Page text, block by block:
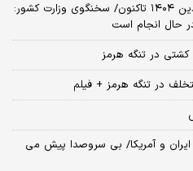
خروج ۲ میلیون اتباع افغان از فروردین ۱۴۰۴ تاکنون/ سخنگوی وزارت کشور:
حال انجام است
در تنگه هرمز + فیلم
ایران و آمریکا/ بی سروصدا پیش می